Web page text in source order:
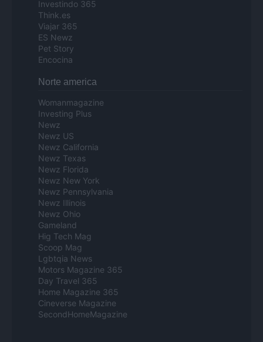
Investindo 365
Think.es
Viajar 365
ES Newz
Pet Story
Encocina
Norte america
Womanmagazine
Investing Plus
Newz
Newz US
Newz California
Newz Texas
Newz Florida
Newz New York
Newz Pennsylvania
Newz Illinois
Newz Ohio
Gameland
Hig Tech Mag
Scoop Mag
Lgbtqia News
Motors Magazine 365
Day Travel 365
Home Magazine 365
Cineverse Magazine
SecondHomeMagazine